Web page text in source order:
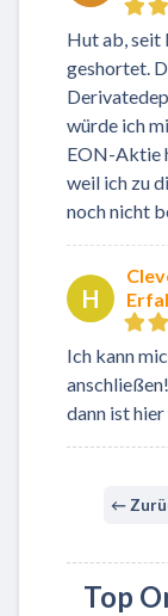
Hut ab, seit
geshortet.
würde ich
EON-Aktie
weil ich zu
noch nicht
H
Ich kann
dann ist
←
Top